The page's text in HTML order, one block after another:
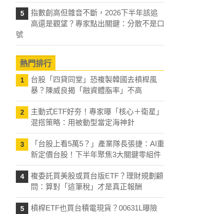
5
指數創高但雜音不斷，2026下半年該追
高還是觀望？專家點出關鍵：分散不是口
號
熱門排行
1
台股「四貸同堂」恐複製韓國去槓桿風
暴？陳威良揭「融資體脂率」不高
2
主動式ETF好夯！專家曝「核心＋衛星」
混搭策略：用被動型當定海神針
3
「台股上看5萬5？」產業隊長張捷：AI重
新定價台股！下半年聚焦3大關鍵零組件
4
複委託買美股或買台版ETF？理財規劃顧
問：算對「這筆稅」才是真正報酬
5
槓桿ETF也買台積電現貨？00631L曝險